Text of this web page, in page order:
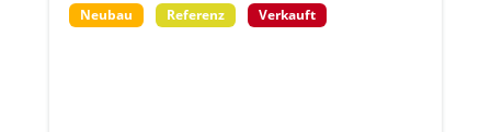
Neubau Referenz Verkauft